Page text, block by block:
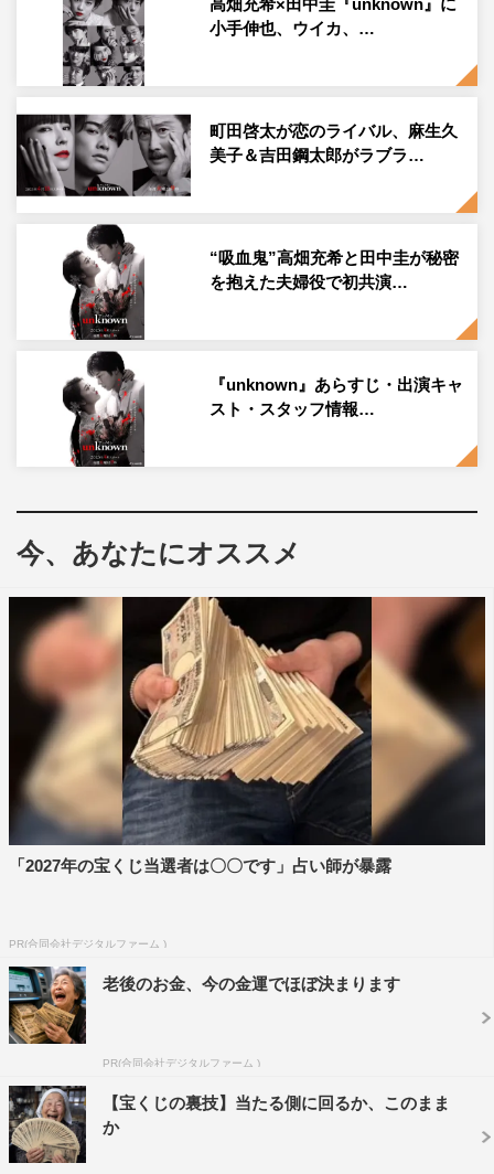
高畑充希×田中圭『unknown』に
小手伸也、ウイカ、…
町田啓太が恋のライバル、麻生久
美子＆吉田鋼太郎がラブラ…
“吸血鬼”高畑充希と田中圭が秘密
を抱えた夫婦役で初共演…
『unknown』あらすじ・出演キャ
スト・スタッフ情報…
今、あなたにオススメ
「2027年の宝くじ当選者は〇〇です」占い師が暴露
PR(合同会社デジタルファーム )
老後のお金、今の金運でほぼ決まります
PR(合同会社デジタルファーム )
【宝くじの裏技】当たる側に回るか、このまま
か